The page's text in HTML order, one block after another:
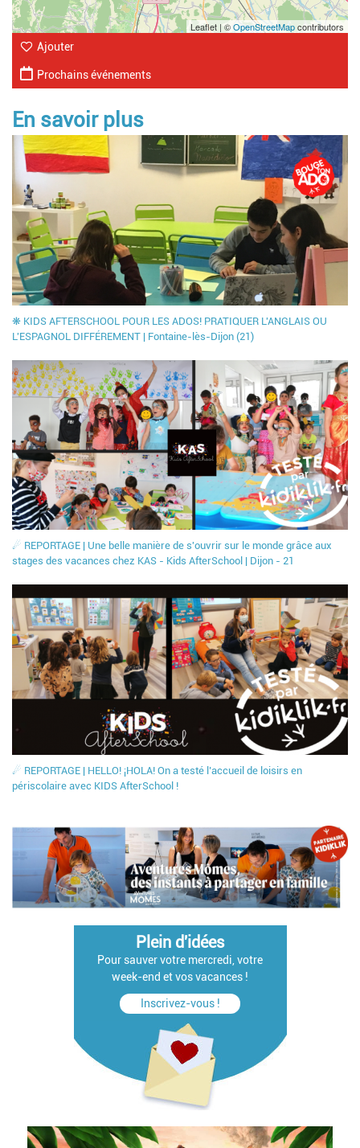
Leaflet | ©OpenStreetMapcontributors
Ajouter
Prochains événements
En savoir plus
❋ KIDS AFTERSCHOOL POUR LES ADOS! PRATIQUER L'ANGLAIS OU
L'ESPAGNOL DIFFÉREMENT | Fontaine-lès-Dijon (21)
☄ REPORTAGE | Une belle manière de s'ouvrir sur le monde grâce aux
stages des vacances chez KAS - Kids AfterSchool | Dijon - 21
☄ REPORTAGE | HELLO! ¡HOLA! On a testé l’accueil de loisirs en
périscolaire avec KIDS AfterSchool !
Plein d'idées
Pour sauver votre mercredi, votre
week-end et vos vacances !
Inscrivez-vous !